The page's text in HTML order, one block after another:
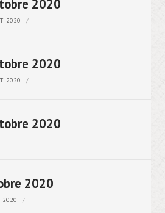
2020
2020
2020
2020
2020
2020
2020